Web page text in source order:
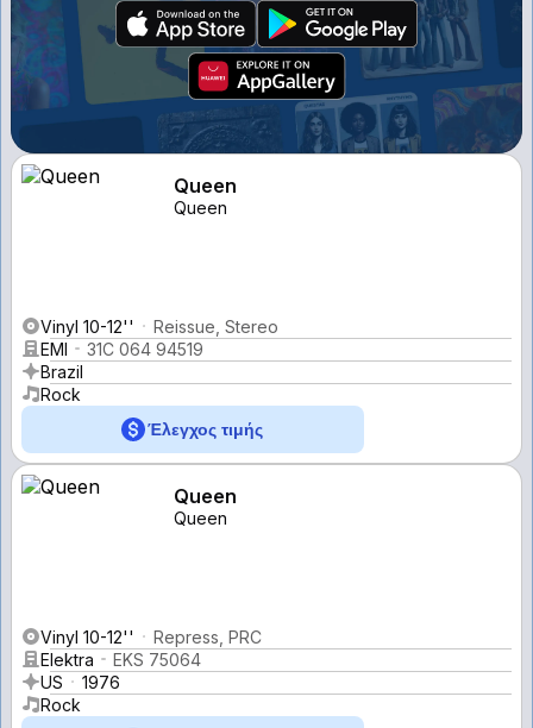
Queen
Queen
Vinyl 10-12''
Reissue, Stereo
EMI
31C 064 94519
Brazil
Rock
Έλεγχος τιμής
Queen
Queen
Vinyl 10-12''
Repress, PRC
Elektra
EKS 75064
US
1976
Rock